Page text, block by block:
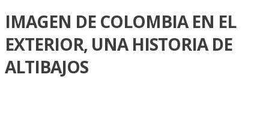
IMAGEN DE COLOMBIA EN EL
EXTERIOR, UNA HISTORIA DE
ALTIBAJOS